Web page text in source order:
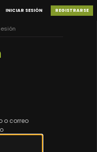
REGISTRARSE
INICIAR SESIÓN
o correo